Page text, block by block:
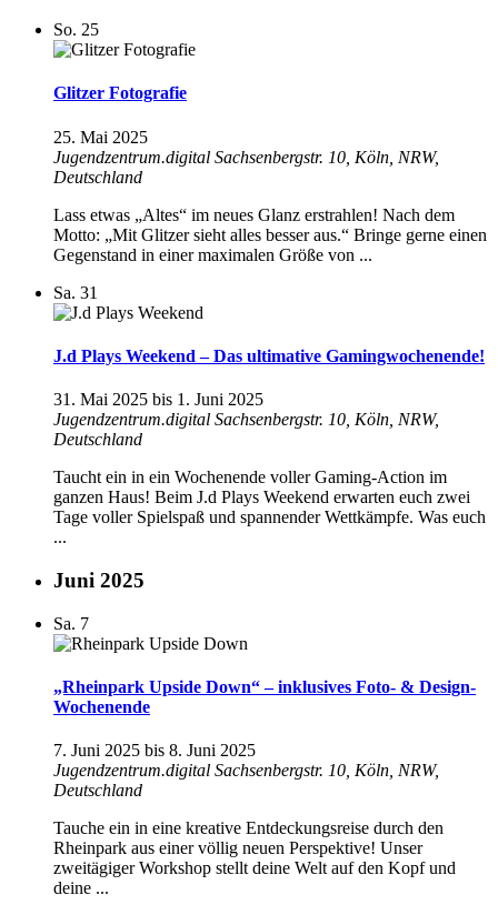
So. 25
Glitzer Fotografie
25. Mai 2025
Jugendzentrum.digital Sachsenbergstr. 10, Köln, NRW,
Deutschland
Lass etwas „Altes“ im neues Glanz erstrahlen! Nach dem
Motto: „Mit Glitzer sieht alles besser aus.“ Bringe gerne einen
Gegenstand in einer maximalen Größe von ...
Sa. 31
J.d Plays Weekend – Das ultimative Gamingwochenende!
31. Mai 2025 bis 1. Juni 2025
Jugendzentrum.digital Sachsenbergstr. 10, Köln, NRW,
Deutschland
Taucht ein in ein Wochenende voller Gaming-Action im
ganzen Haus! Beim J.d Plays Weekend erwarten euch zwei
Tage voller Spielspaß und spannender Wettkämpfe. Was euch
...
Juni 2025
Sa. 7
„Rheinpark Upside Down“ – inklusives Foto- & Design-
Wochenende
7. Juni 2025 bis 8. Juni 2025
Jugendzentrum.digital Sachsenbergstr. 10, Köln, NRW,
Deutschland
Tauche ein in eine kreative Entdeckungsreise durch den
Rheinpark aus einer völlig neuen Perspektive! Unser
zweitägiger Workshop stellt deine Welt auf den Kopf und
deine ...